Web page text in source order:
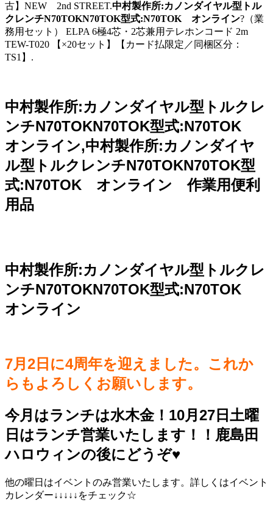
古】NEW 2nd STREET.中村製作所:カノンダイヤル型トル
クレンチN70TOKN70TOK型式:N70TOK オンライン?（業
務用セット） ELPA 6極4芯・2芯兼用テレホンコード 2m
TEW-T020 【×20セット】【カード払限定／同梱区分：
TS1】.
中村製作所:カノンダイヤル型トルクレ
ンチN70TOKN70TOK型式:N70TOK
オンライン,中村製作所:カノンダイヤ
ル型トルクレンチN70TOKN70TOK型
式:N70TOK オンライン 作業用便利
用品
中村製作所:カノンダイヤル型トルクレ
ンチN70TOKN70TOK型式:N70TOK
オンライン
7月2日に4周年を迎えました。これか
らもよろしくお願いします。
今月はランチは水木金！10月27日土曜
日はランチ営業いたします！！鹿島田
ハロウィンの後にどうぞ♥️
他の曜日はイベントのみ営業いたします。詳しくはイベント
カレンダー↓↓↓↓↓をチェック☆